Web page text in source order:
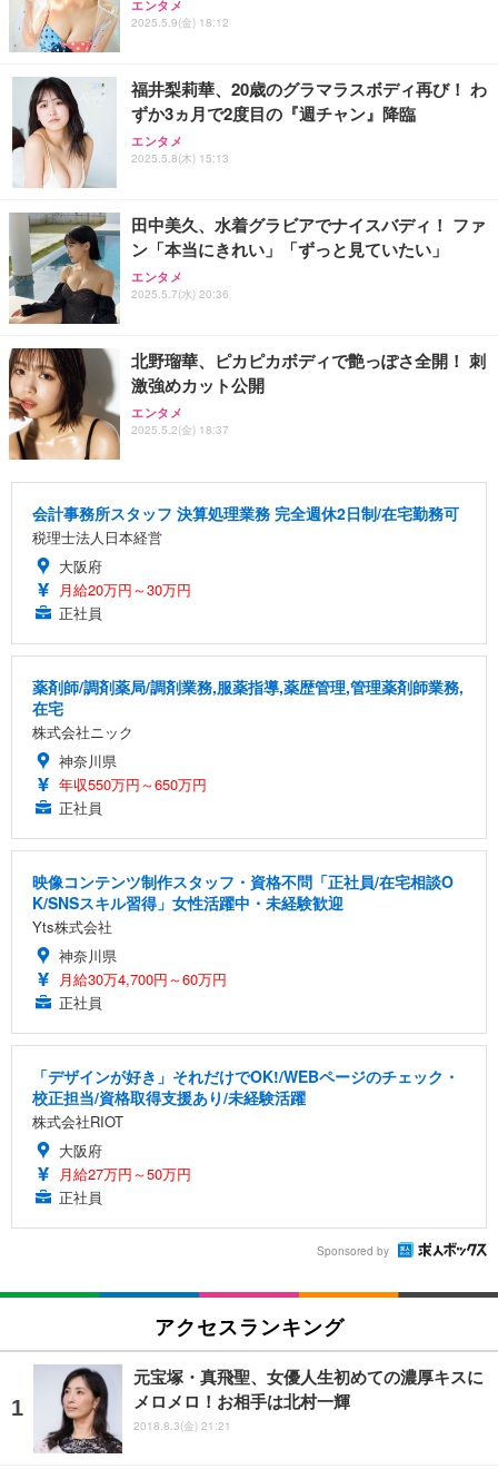
エンタメ
2025.5.9(金) 18:12
福井梨莉華、20歳のグラマラスボディ再び！ わ
ずか3ヵ月で2度目の『週チャン』降臨
エンタメ
2025.5.8(木) 15:13
田中美久、水着グラビアでナイスバディ！ ファ
ン「本当にきれい」「ずっと見ていたい」
エンタメ
2025.5.7(水) 20:36
北野瑠華、ピカピカボディで艶っぽさ全開！ 刺
激強めカット公開
エンタメ
2025.5.2(金) 18:37
会計事務所スタッフ 決算処理業務 完全週休2日制/在宅勤務可
税理士法人日本経営
大阪府
月給20万円～30万円
正社員
薬剤師/調剤薬局/調剤業務,服薬指導,薬歴管理,管理薬剤師業務,
在宅
株式会社ニック
神奈川県
年収550万円～650万円
正社員
映像コンテンツ制作スタッフ・資格不問「正社員/在宅相談O
K/SNSスキル習得」女性活躍中・未経験歓迎
Yts株式会社
神奈川県
月給30万4,700円～60万円
正社員
「デザインが好き」それだけでOK!/WEBページのチェック・
校正担当/資格取得支援あり/未経験活躍
株式会社RIOT
大阪府
月給27万円～50万円
正社員
Sponsored by
アクセスランキング
元宝塚・真飛聖、女優人生初めての濃厚キスに
メロメロ！お相手は北村一輝
2018.8.3(金) 21:21